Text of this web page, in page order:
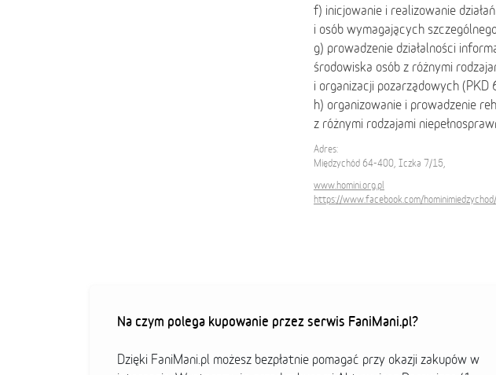
f) inicjowanie i realizowanie
i osób wymagających
g) prowadzenie działalności
środowiska osób z różnymi
i organizacji pozarządowych (PKD
h) organizowanie i prowadzenie
z różnymi rodzajami
Adres:
Międzychód 64-400, Iczka 7/15,
www.homini.org.pl
https://www.facebook.com/hominimiedzychod/
Na czym polega kupowanie przez serwis FaniMani.pl?
Dzięki FaniMani.pl możesz bezpłatnie pomagać przy okazji zakupów w